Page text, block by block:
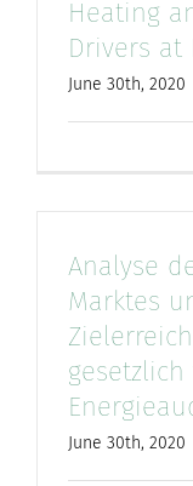
Heating
Drivers at
June 30th, 2020
Analyse
Marktes
June 30th, 2020